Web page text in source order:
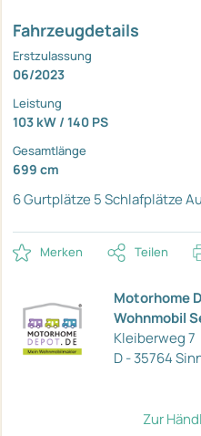
Fahrzeugdetails
Erstzulassung
06/2023
Leistung
103 kW / 140 PS
Gesamtlänge
699 cm
6 Gurtplätze 5 Schlafplätze
Merken Teilen
Motorhome
Wohnmobil
Kleiberweg 7
D - 35764
Zur